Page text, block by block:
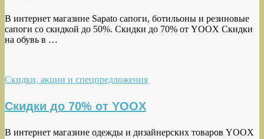
В интернет магазине Sapato сапоги, ботильоны и резиновые
сапоги со скидкой до 50%. Скидки до 70% от YOOX Скидки
на обувь в …
Скидки, акции и спецпредложения
Скидки до 70% от YOOX
В интернет магазине одежды и дизайнерских товаров YOOX